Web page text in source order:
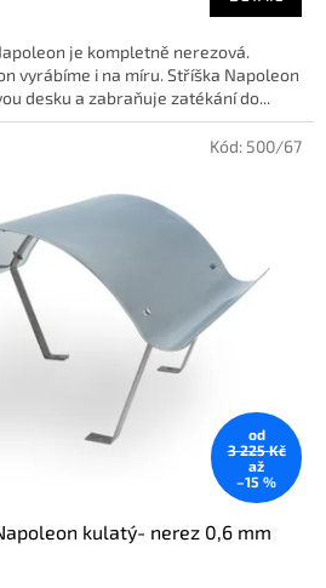
je kompletně nerezová.
vyrábíme i na míru. Stříška Napoleon
desku a zabraňuje zatékání do...
od
3 225 Kč
až
–15 %
kulatý- nerez 0,6 mm
Kód:500/67